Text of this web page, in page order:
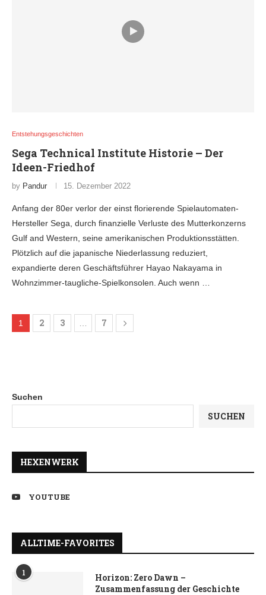
Entstehungsgeschichten
Sega Technical Institute Historie – Der
Ideen-Friedhof
by Pandur 15. Dezember 2022
Anfang der 80er verlor der einst florierende Spielautomaten-
Hersteller Sega, durch finanzielle Verluste des Mutterkonzerns
Gulf and Western, seine amerikanischen Produktionsstätten.
Plötzlich auf die japanische Niederlassung reduziert,
expandierte deren Geschäftsführer Hayao Nakayama in
Wohnzimmer-taugliche-Spielkonsolen. Auch wenn …
1 2 3 7
Suchen
SUCHEN
HEXENWERK
YOUTUBE
ALLTIME-FAVORITES
1
Horizon: Zero Dawn –
Zusammenfassung der Geschichte